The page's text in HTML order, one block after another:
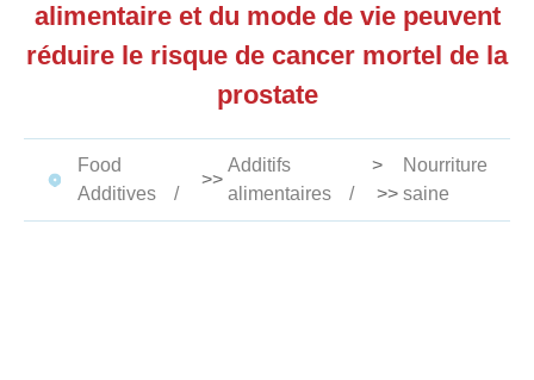
alimentaire et du mode de vie peuvent
réduire le risque de cancer mortel de la
prostate
Food
Additives
>>
Additifs
alimentaires
>
>>
Nourriture
saine